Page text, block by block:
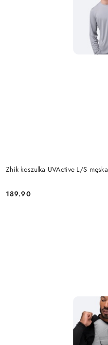
Zhik koszulka UVActive L/S męska
Cena:
189.90